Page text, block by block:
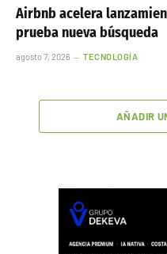
Airbnb acelera
prueba nueva búsqueda
agosto 7, 2026 TECNOLOGÍA
AÑADIR